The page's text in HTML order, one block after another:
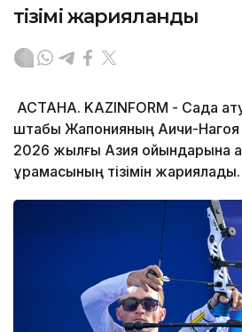
тізімі жарияланды
АСТАНА. KAZINFORM - Садақ
штабы Жапонияның Аичи-Нагоя
2026 жылғы Азия ойындарына
құрамасының тізімін жариялады.